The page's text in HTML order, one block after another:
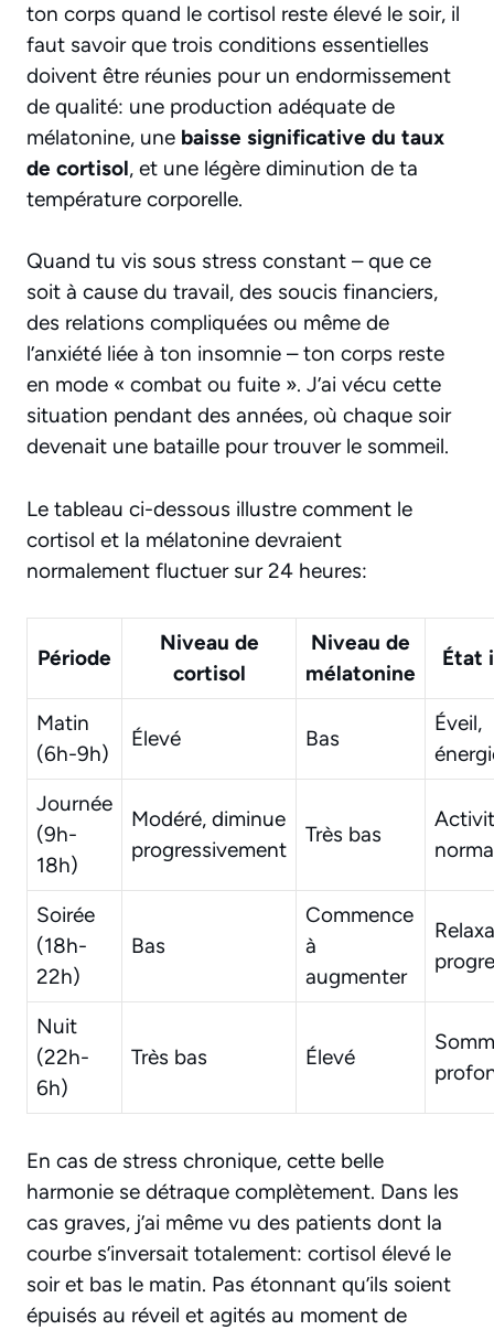
ton corps quand le cortisol reste élevé le soir, il
faut savoir que trois conditions essentielles
doivent être réunies pour un endormissement
de qualité: une production adéquate de
mélatonine, une baisse significative du taux
de cortisol, et une légère diminution de ta
température corporelle.
Quand tu vis sous stress constant – que ce
soit à cause du travail, des soucis financiers,
des relations compliquées ou même de
l’anxiété liée à ton insomnie – ton corps reste
en mode « combat ou fuite ». J’ai vécu cette
situation pendant des années, où chaque soir
devenait une bataille pour trouver le sommeil.
Le tableau ci-dessous illustre comment le
cortisol et la mélatonine devraient
normalement fluctuer sur 24 heures:
Période
Niveau de
cortisol
Niveau de
mélatonine
État
Matin
(6h-9h)
Élevé Bas
Éveil,
Journée
(9h-
18h)
Modéré, diminue
progressivement
Très bas
Soirée
(18h-
22h)
Bas
Commence
à
augmenter
Nuit
(22h-
6h)
Très bas Élevé
En cas de stress chronique, cette belle
harmonie se détraque complètement. Dans les
cas graves, j’ai même vu des patients dont la
courbe s’inversait totalement: cortisol élevé le
soir et bas le matin. Pas étonnant qu’ils soient
épuisés au réveil et agités au moment de